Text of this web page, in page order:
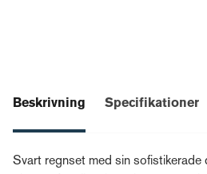
Beskrivning Specifikationer
Svart regnset med sin sofistikerade